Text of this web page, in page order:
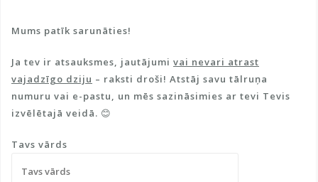
Mums patīk sarunāties!
Ja tev ir atsauksmes, jautājumi vai nevari atrast
vajadzīgo dziju – raksti droši! Atstāj savu tālruņa
numuru vai e-pastu, un mēs sazināsimies ar tevi Tevis
izvēlētajā veidā. 😊
Tavs vārds